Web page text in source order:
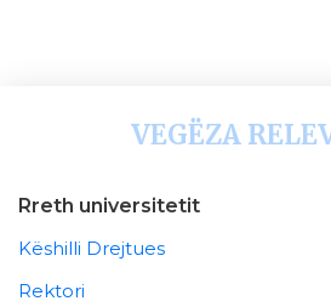
VEGËZA
Rreth universitetit
Këshilli Drejtues
Rektori